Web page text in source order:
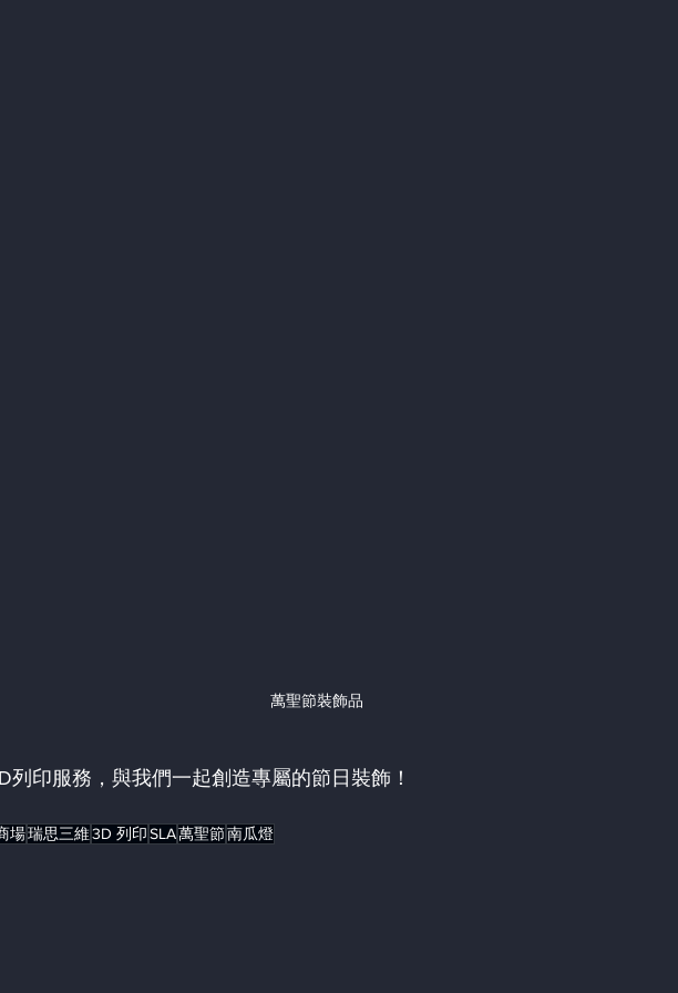
萬聖節裝飾品
列印服務，與我們一起創造專屬的節日裝飾！
場瑞思三維3D 列印SLA萬聖節南瓜燈